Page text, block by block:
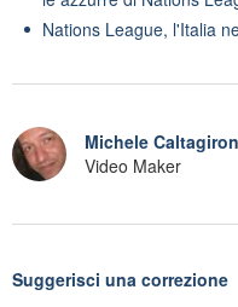
Nations League, l'Italia
Michele
Video Maker
Suggerisci una correzione